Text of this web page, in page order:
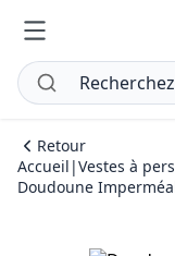
Retour
Accueil |Vestes à
Doudoune